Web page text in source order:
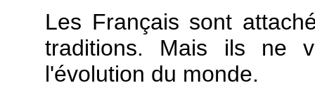
Les Français sont
traditions. Mais ils ne
l'évolution du monde.